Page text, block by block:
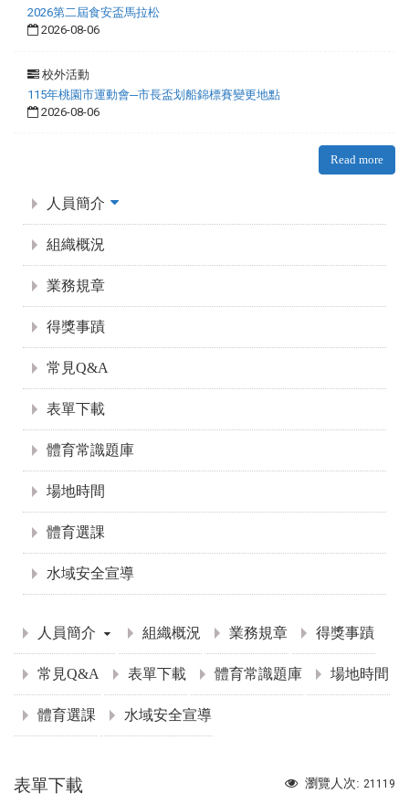
2026第二屆食安盃馬拉松
2026-08-06
校外活動
115年桃園市運動會─市長盃划船錦標賽變更地點
2026-08-06
Read more
人員簡介
組織概況
業務規章
得獎事蹟
常見Q&A
表單下載
體育常識題庫
場地時間
體育選課
水域安全宣導
人員簡介
組織概況 業務規章 得獎事蹟
常見Q&A 表單下載 體育常識題庫 場地時間
體育選課 水域安全宣導
瀏覽人次: 21119
表單下載